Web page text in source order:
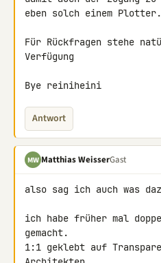
eben solch einem Plotter.
Für Rückfragen stehe
Verfügung
Bye reiniheini
Antwort
MW Matthias WeisserGast
also sag ich auch was
ich habe früher mal
gemacht.
1:1 geklebt auf